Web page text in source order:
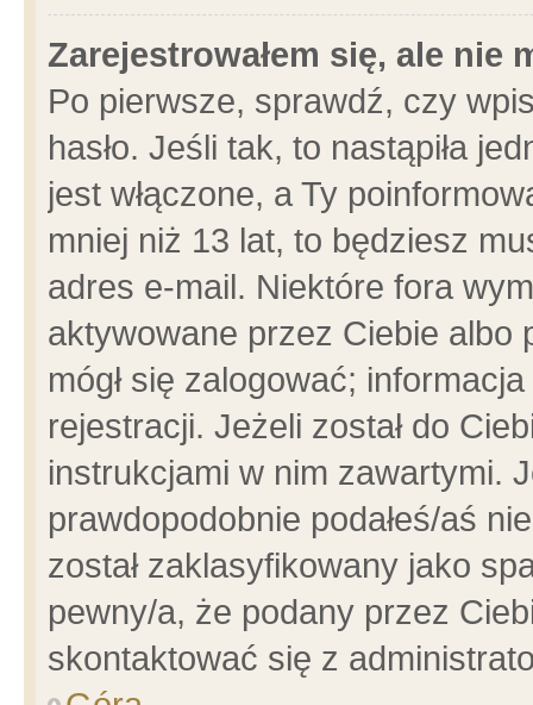
Zarejestrowałem się, ale nie
Po pierwsze, sprawdź, czy
hasło. Jeśli tak, to nastąpiła
jest włączone, a Ty
mniej niż 13 lat, to będziesz
adres e-mail. Niektóre fora
aktywowane przez Ciebie albo
mógł się zalogować;
rejestracji. Jeżeli został do
instrukcjami w nim zawartymi.
prawdopodobnie podałeś/aś
został zaklasyfikowany jako
pewny/a, że podany przez
skontaktować się z